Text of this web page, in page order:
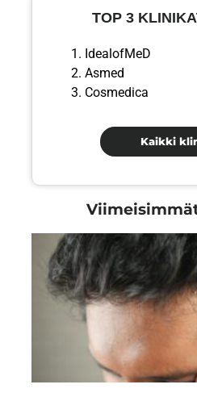
TOP 3
IdealofMeD
Asmed
Cosmedica
Kaikki